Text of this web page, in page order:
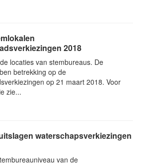
2018
locaties van stembureaus. De
betrekking op de
op 21 maart 2018. Voor
zie...
waterschapsverkiezingen
van de